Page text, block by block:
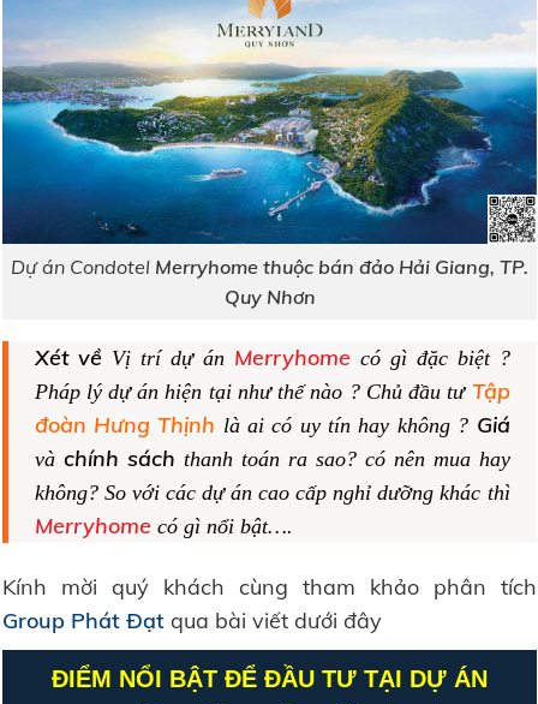
Dự án Condotel Merryhome thuộc bán đảo Hải Giang, TP.
Quy Nhơn
Xét về Vị trí dự án Merryhome có gì đặc biệt ?
Pháp lý dự án hiện tại như thế nào ? Chủ đầu tư Tập
đoàn Hưng Thịnh là ai có uy tín hay không ? Giá
và chính sách thanh toán ra sao? có nên mua hay
không? So với các dự án cao cấp nghỉ dưỡng khác thì
Merryhome có gì nổi bật….
Kính mời quý khách cùng tham khảo phân tích
Group Phát Đạt qua bài viết dưới đây
ĐIỂM NỔI BẬT ĐỂ ĐẦU TƯ TẠI DỰ ÁN